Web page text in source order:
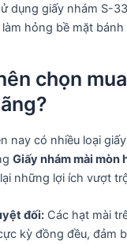
dụng giấy nhám S-
hỏng bề mặt bánh
chọn
nay có nhiều loại
Giấy nhám mài mòn
những lợi ích vượt
đối: Các hạt mài
kỳ đồng đều, đảm